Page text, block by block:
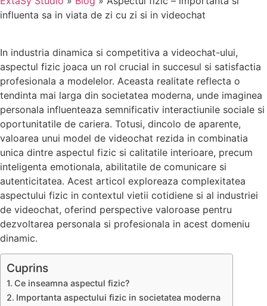
influenta sa in viata de zi cu zi si in videochat
In industria dinamica si competitiva a videochat-ului,
aspectul fizic joaca un rol crucial in succesul si satisfactia
profesionala a modelelor. Aceasta realitate reflecta o
tendinta mai larga din societatea moderna, unde imaginea
personala influenteaza semnificativ interactiunile sociale si
oportunitatile de cariera. Totusi, dincolo de aparente,
valoarea unui model de videochat rezida in combinatia
unica dintre aspectul fizic si calitatile interioare, precum
inteligenta emotionala, abilitatile de comunicare si
autenticitatea. Acest articol exploreaza complexitatea
aspectului fizic in contextul vietii cotidiene si al industriei
de videochat, oferind perspective valoroase pentru
dezvoltarea personala si profesionala in acest domeniu
dinamic.
Cuprins
Ce inseamna aspectul fizic?
Importanta aspectului fizic in societatea moderna